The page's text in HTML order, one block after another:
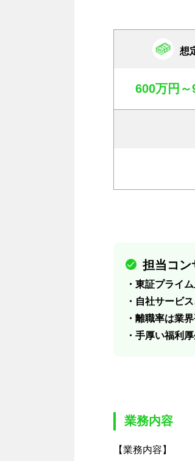
想
600万円～
担当コン
・東証プライ
・自社サービ
・離職率は業
・手厚い福利
業務内容
【業務内容】